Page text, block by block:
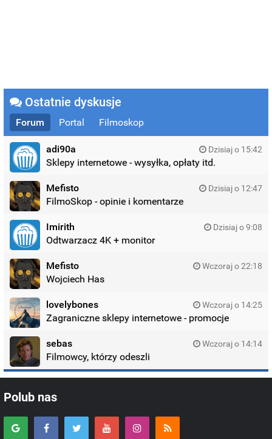
Ostatnie dyskusje
Forum Portal Filmoskop
adi90a Dzisiaj o 15:42
Sklepy internetowe - wysyłka, opłaty itd.
Mefisto Dzisiaj o 12:47
FilmoSkop - opinie i komentarze
Imirith Dzisiaj o 9:08
Odtwarzacz 4K + monitor
Mefisto Wczoraj o 22:18
Wojciech Has
lovelybones Wczoraj o 14:25
Zagraniczne sklepy internetowe - promocje
sebas Wczoraj o 14:14
Filmowcy, którzy odeszli
Polub nas